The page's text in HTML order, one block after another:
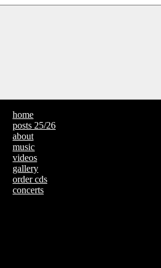
home
posts 25/26
about
music
videos
gallery
order cds
concerts